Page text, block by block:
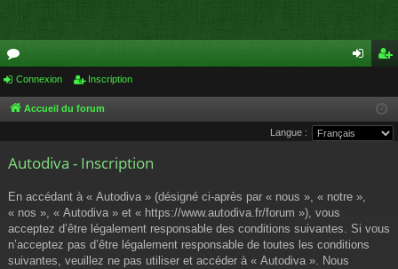
or
u
s
cri
pti
Connexion Inscription
Accueil du forum
Langue :
Autodiva - Inscription
En accédant à « Autodiva » (désigné ci-après par « nous », « notre »,
« nos », « Autodiva » et « https://www.autodiva.fr/forum »), vous
acceptez d’être légalement responsable des conditions suivantes. Si vous
n’acceptez pas d’être légalement responsable de toutes les conditions
suivantes, veuillez ne pas utiliser et accéder à « Autodiva ». Nous